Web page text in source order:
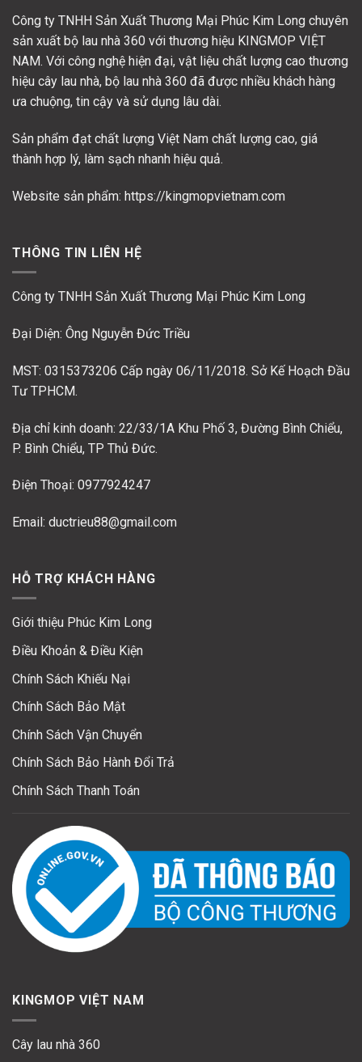
Công ty TNHH Sản Xuất Thương Mại Phúc Kim Long chuyên
sản xuất bộ lau nhà 360 với thương hiệu KINGMOP VIỆT
NAM. Với công nghệ hiện đại, vật liệu chất lượng cao thương
hiệu cây lau nhà, bộ lau nhà 360 đã được nhiều khách hàng
ưa chuộng, tin cậy và sử dụng lâu dài.
Sản phẩm đạt chất lượng Việt Nam chất lượng cao, giá
thành hợp lý, làm sạch nhanh hiệu quả.
Website sản phẩm: https://kingmopvietnam.com
THÔNG TIN LIÊN HỆ
Công ty TNHH Sản Xuất Thương Mại Phúc Kim Long
Đại Diện: Ông Nguyễn Đức Triều
MST: 0315373206 Cấp ngày 06/11/2018. Sở Kế Hoạch Đầu
Tư TPHCM.
Địa chỉ kinh doanh: 22/33/1A Khu Phố 3, Đường Bình Chiểu,
P. Bình Chiểu, TP Thủ Đức.
Điện Thoại: 0977924247
Email: ductrieu88@gmail.com
HỖ TRỢ KHÁCH HÀNG
Giới thiệu Phúc Kim Long
Điều Khoản & Điều Kiện
Chính Sách Khiếu Nại
Chính Sách Bảo Mật
Chính Sách Vận Chuyển
Chính Sách Bảo Hành Đổi Trả
Chính Sách Thanh Toán
KINGMOP VIỆT NAM
Cây lau nhà 360